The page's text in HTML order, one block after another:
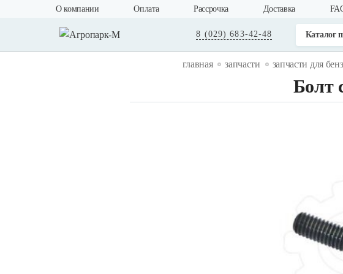
О компании Оплата Рассрочка Доставка
8 (029) 683-42-48 Каталог
главная запчасти запчасти для
Болт